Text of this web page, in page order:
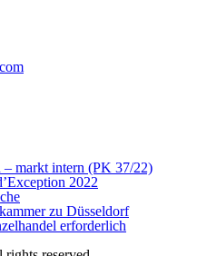
– markt intern (PK 37/22)
2022
zu Düsseldorf
erforderlich